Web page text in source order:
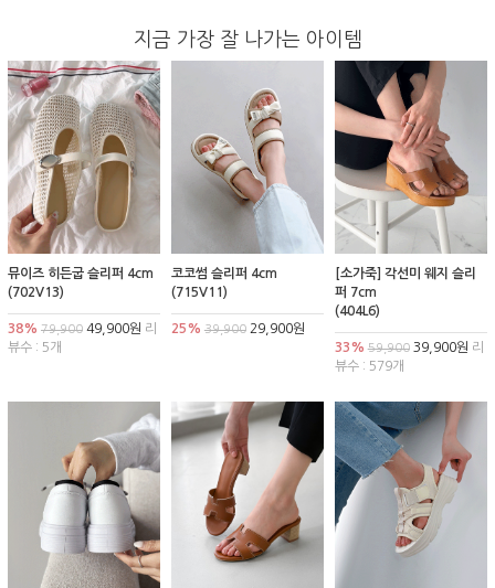
지금 가장 잘 나가는 아이템
뮤이즈 히든굽 슬리퍼 4cm
(702V13)
38% 79,900 49,900원 리
뷰수 : 5개
코코썸 슬리퍼 4cm
(715V11)
25% 39,90029,900원
[소가죽] 각선미 웨지 슬리
퍼 7cm
(404L6)
33% 59,90039,900원 리
뷰수 : 579개